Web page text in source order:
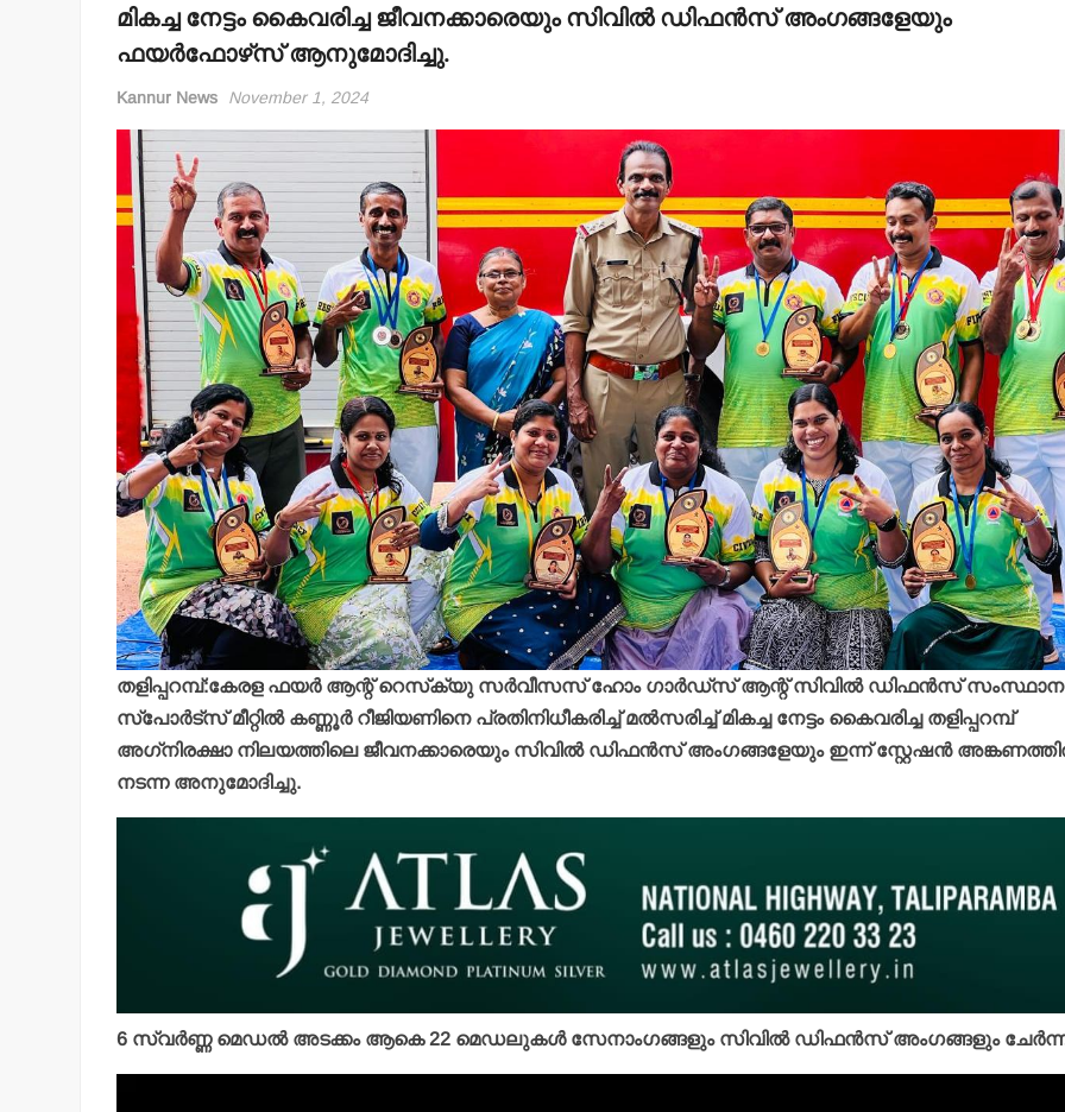
മികച്ച നേട്ടം കൈവരിച്ച ജീവനക്കാരെയും സിവില്‍ ഡിഫന്‍സ് അംഗങ്ങളേയും
ഫയര്‍ഫോഴ്‌സ് ആനുമോദിച്ചു.
Kannur News November 1, 2024
തളിപ്പറമ്പ്:കേരള ഫയര്‍ ആന്റ് റെസ്‌ക്യു സര്‍വീസസ് ഹോം ഗാര്‍ഡ്‌സ് ആന്റ് സിവില്‍ ഡിഫന്‍സ് സംസ്ഥാന
സ്‌പോര്‍ട്‌സ് മീറ്റില്‍ കണ്ണൂര്‍ റീജിയണിനെ പ്രതിനിധീകരിച്ച് മല്‍സരിച്ച് മികച്ച നേട്ടം കൈവരിച്ച തളിപ്പറമ്പ്
അഗ്‌നിരക്ഷാ നിലയത്തിലെ ജീവനക്കാരെയും സിവില്‍ ഡിഫന്‍സ് അംഗങ്ങളേയും ഇന്ന് സ്റ്റേഷന്‍
നടന്ന അനുമോദിച്ചു.
6 സ്വര്‍ണ്ണ മെഡല്‍ അടക്കം ആകെ 22 മെഡലുകള്‍ സേനാംഗങ്ങളും സിവില്‍ ഡിഫന്‍സ് അംഗങ്ങളും ചേര്‍ന്ന്